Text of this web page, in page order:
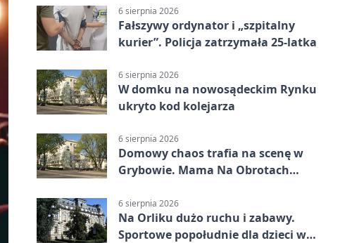
6 sierpnia 2026
Fałszywy ordynator i „szpitalny
kurier”. Policja zatrzymała 25-latka
6 sierpnia 2026
W domku na nowosądeckim Rynku
ukryto kod kolejarza
6 sierpnia 2026
Domowy chaos trafia na scenę w
Grybowie. Mama Na Obrotach
6 sierpnia 2026
Na Orliku dużo ruchu i zabawy.
Sportowe popołudnie dla dzieci w